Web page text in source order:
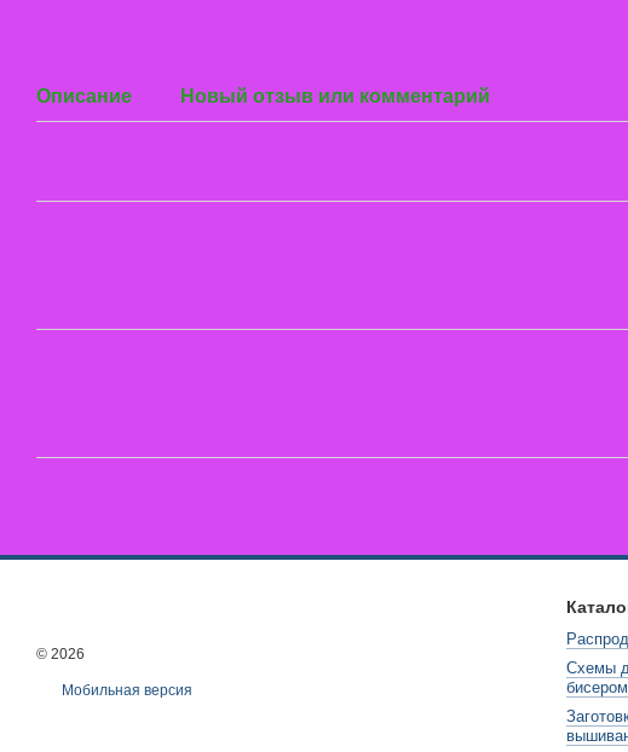
Описание Новый отзыв или комментарий
© 2026
Мобильная версия
Схемы